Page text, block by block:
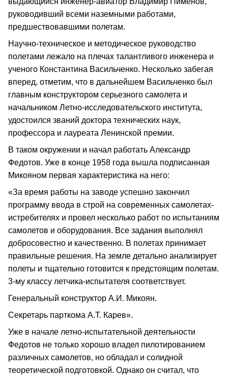
руководивший всеми наземными работами,
предшествовавшими полетам.
Научно-техническое и методическое руководство
полетами лежало на плечах талантливого инженера и
ученого Константина Васильченко. Несколько забегая
вперед, отметим, что в дальнейшем Васильченко был
главным конструктором серьезного самолета и
начальником Летно-исследовательского института,
удостоился званий доктора технических наук,
профессора и лауреата Ленинской премии.
В таком окружении и начал работать Александр
Федотов. Уже в конце 1958 года вышла подписанная
Микояном первая характеристика на него:
«За время работы на заводе успешно закончил
программу ввода в строй на современных самолетах-
истребителях и провел несколько работ по испытаниям
самолетов и оборудования. Все задания выполнял
добросовестно и качественно. В полетах принимает
правильные решения. На земле детально анализирует
полеты и тщательно готовится к предстоящим полетам.
3-му классу летчика-испытателя соответствует.
Генеральный конструктор А.И. Микоян.
Секретарь парткома А.Т. Карев».
Уже в начале летно-испытательной деятельности
Федотов не только хорошо владел пилотированием
различных самолетов, но обладал и солидной
теоретической подготовкой. Однако он считал, что